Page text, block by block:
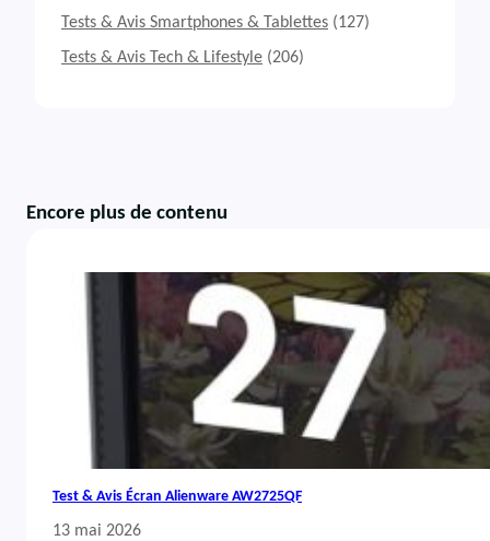
Tests & Avis Smartphones & Tablettes (127)
Tests & Avis Tech & Lifestyle (206)
Encore plus de contenu
Test & Avis Écran Alienware AW2725QF
13 mai 2026